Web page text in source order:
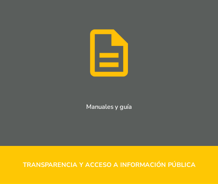
Manuales y guía
TRANSPARENCIA Y ACCESO A INFORMACIÓN PÚBLICA